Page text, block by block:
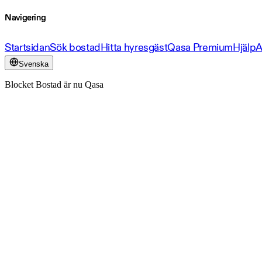
Navigering
StartsidanSök bostadHitta hyresgästQasa PremiumHjälp
Svenska
Blocket Bostad är nu Qasa